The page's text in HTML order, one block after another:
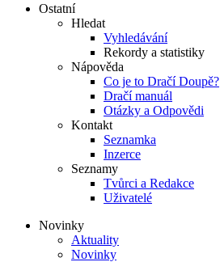
Ostatní
Hledat
Vyhledávání
Rekordy a statistiky
Nápověda
Co je to Dračí Doupě?
Dračí manuál
Otázky a Odpovědi
Kontakt
Seznamka
Inzerce
Seznamy
Tvůrci a Redakce
Uživatelé
Novinky
Aktuality
Novinky